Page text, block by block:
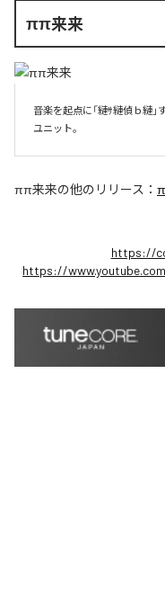
ππ来来
音楽を起点に「縺ｻ縺偵ｂ縺
ユニット。
ππ来来の他のリリース：
https://
https://